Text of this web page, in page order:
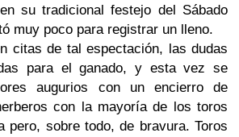
su tradicional festejo del Sábado
muy poco para registrar un lleno.
citas de tal espectación, las dudas
para el ganado, y esta vez se
augurios con un encierro de
con la mayoría de los toros
pero, sobre todo, de bravura. Toros